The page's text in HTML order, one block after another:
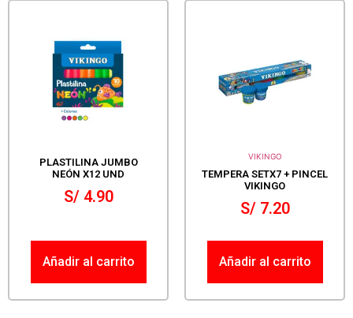
PLASTILINA JUMBO
NEÓN X12 UND
S/4.90
Añadir al carrito
VIKINGO
TEMPERA SETX7 + PINCEL
VIKINGO
S/7.20
Añadir al carrito